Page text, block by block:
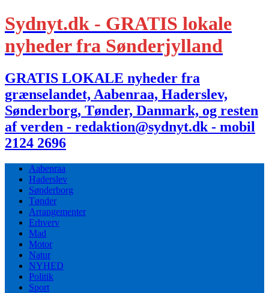
Sydnyt.dk - GRATIS lokale
nyheder fra Sønderjylland
GRATIS LOKALE nyheder fra
grænselandet, Aabenraa, Haderslev,
Sønderborg, Tønder, Danmark, og resten
af verden - redaktion@sydnyt.dk - mobil
2124 2696
Aabenraa
Haderslev
Sønderborg
Tønder
Arrangementer
Erhverv
Mad
Motor
Natur
NYHED
Politik
Sport